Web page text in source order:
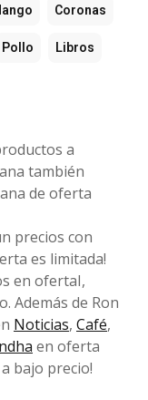
Coronas
Pollo Libros
a
también
de oferta
precios con
es limitada!
en ofertaI,
Además de Ron
Noticias, Café,
en oferta
bajo precio!